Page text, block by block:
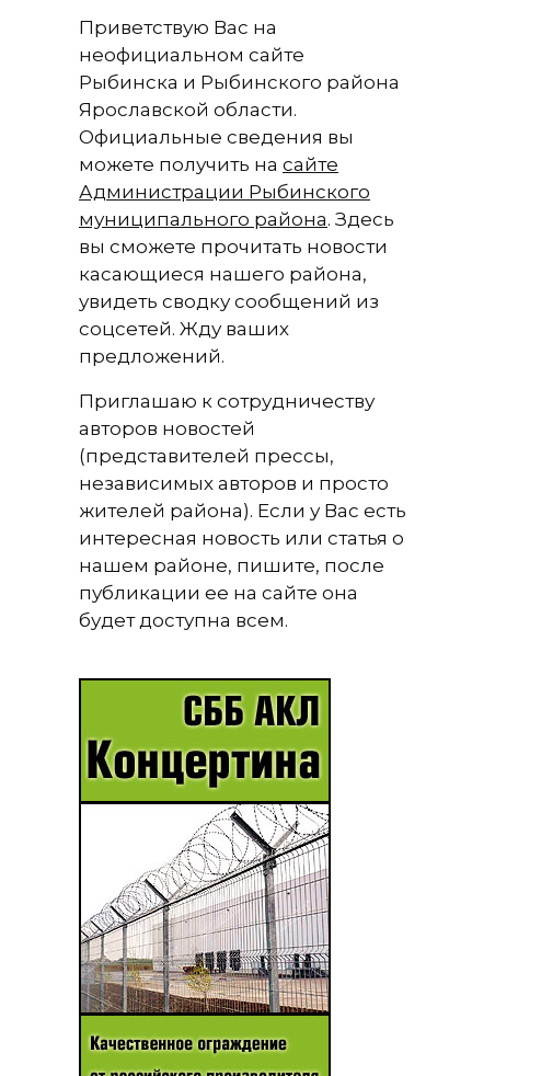
Приветствую Вас на
неофициальном сайте
Рыбинска и Рыбинского района
Ярославской области.
Официальные сведения вы
можете получить на сайте
Администрации Рыбинского
муниципального района. Здесь
вы сможете прочитать новости
касающиеся нашего района,
увидеть сводку сообщений из
соцсетей. Жду ваших
предложений.
Приглашаю к сотрудничеству
авторов новостей
(представителей прессы,
независимых авторов и просто
жителей района). Если у Вас есть
интересная новость или статья о
нашем районе, пишите, после
публикации ее на сайте она
будет доступна всем.